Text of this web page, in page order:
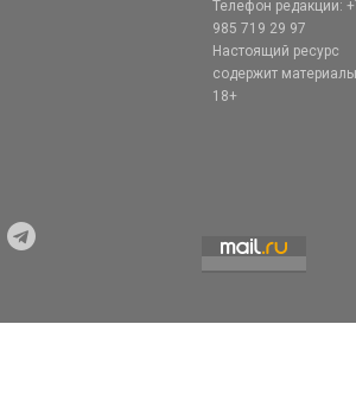
Телефон редакции:
985 719 29 97
Настоящий ресурс
содержит
18+